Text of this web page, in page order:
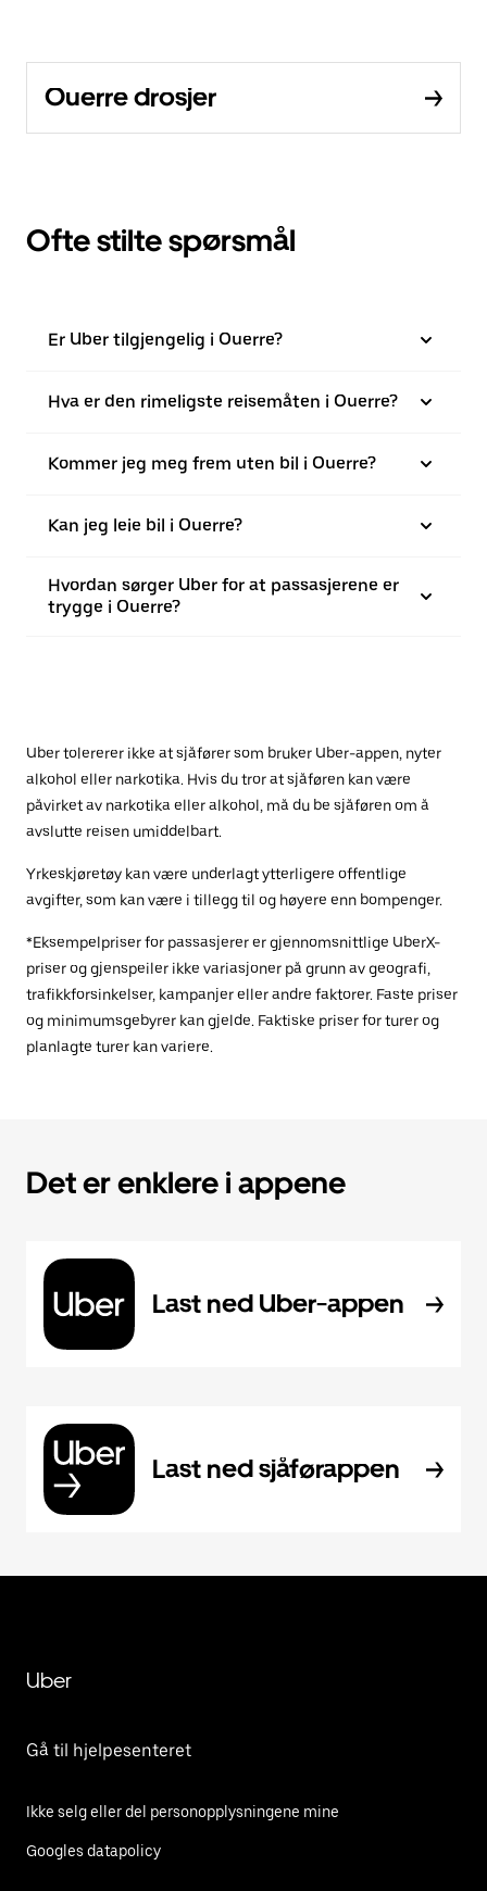
Ouerre drosjer
Ofte stilte spørsmål
Er Uber tilgjengelig i Ouerre?
Hva er den rimeligste reisemåten i Ouerre?
Kommer jeg meg frem uten bil i Ouerre?
Kan jeg leie bil i Ouerre?
Hvordan sørger Uber for at passasjerene er
trygge i Ouerre?
Uber tolererer ikke at sjåfører som bruker Uber-appen, nyter
alkohol eller narkotika. Hvis du tror at sjåføren kan være
påvirket av narkotika eller alkohol, må du be sjåføren om å
avslutte reisen umiddelbart.
Yrkeskjøretøy kan være underlagt ytterligere offentlige
avgifter, som kan være i tillegg til og høyere enn bompenger.
*Eksempelpriser for passasjerer er gjennomsnittlige UberX-
priser og gjenspeiler ikke variasjoner på grunn av geografi,
trafikkforsinkelser, kampanjer eller andre faktorer. Faste priser
og minimumsgebyrer kan gjelde. Faktiske priser for turer og
planlagte turer kan variere.
Det er enklere i appene
Last ned Uber-appen
Last ned sjåførappen
Uber
Gå til hjelpesenteret
Ikke selg eller del personopplysningene mine
Googles datapolicy